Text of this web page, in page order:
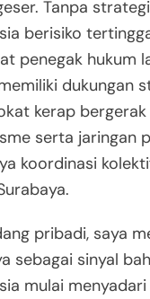
Tanpa
berisiko
penegak hukum
dukungan
kerap bergerak
serta jaringan
koordinasi
pribadi, saya
sebagai sinyal
mulai